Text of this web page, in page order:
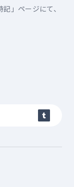
」ページにて、